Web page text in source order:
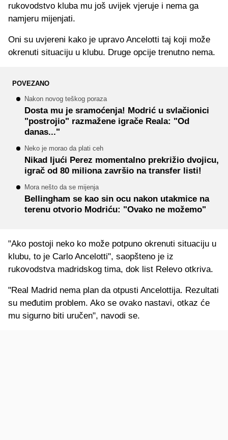
rukovodstvo kluba mu još uvijek vjeruje i nema ga
namjeru mijenjati.
Oni su uvjereni kako je upravo Ancelotti taj koji može
okrenuti situaciju u klubu. Druge opcije trenutno nema.
POVEZANO
Nakon novog teškog poraza
Dosta mu je sramoćenja! Modrić u svlačionici
"postrojio" razmažene igrače Reala: "Od
danas..."
Neko je morao da plati ceh
Nikad ljući Perez momentalno prekrižio dvojicu,
igrač od 80 miliona završio na transfer listi!
Mora nešto da se mijenja
Bellingham se kao sin ocu nakon utakmice na
terenu otvorio Modriću: "Ovako ne možemo"
"Ako postoji neko ko može potpuno okrenuti situaciju u
klubu, to je Carlo Ancelotti", saopšteno je iz
rukovodstva madridskog tima, dok list Relevo otkriva.
"Real Madrid nema plan da otpusti Ancelottija. Rezultati
su međutim problem. Ako se ovako nastavi, otkaz će
mu sigurno biti uručen", navodi se.